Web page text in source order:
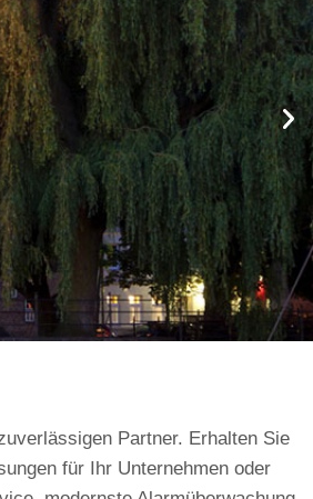
Partner. Erhalten Sie
für Ihr Unternehmen oder